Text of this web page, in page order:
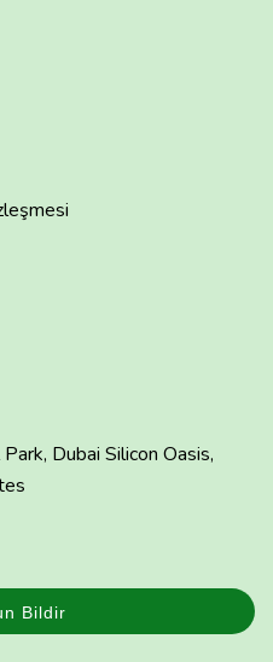
Dubai Silicon Oasis,
Bildir